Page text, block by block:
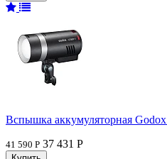
Вспышка аккумуляторная
41 590 Р 37 431 Р